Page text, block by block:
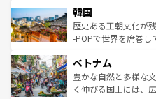
はコンテンツ一覧
いる。アクティビテ
ビング、ハイキング
い。オーストラリア
参照してほしい。
ン）、静ひつな山岳
と山間の静けさが共
驚きをもたらしてく
容にもいいと評判の
が味わえる
照してほしい。
韓国
歴史ある王朝文化が
-POPで世界を席巻し
き、地方に足を延ば
できる。そして、キ
まで、さまざまな韓
ベトナム
豊かな自然と多様な
く伸びる国土には、